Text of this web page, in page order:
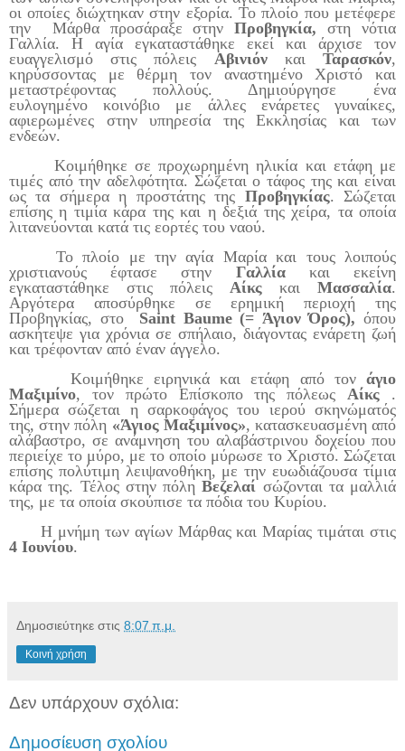
οι οποίες διώχτηκαν στην εξορία. Το πλοίο που μετέφερε
την Μάρθα προσάραξε στηνΠροβηγκία, στη νότια
Γαλλία. Η αγία εγκαταστάθηκε εκεί και άρχισε τον
ευαγγελισμό στις πόλεις ΑβινιόνκαιΤαρασκόν,
κηρύσσοντας με θέρμη τον αναστημένο Χριστό και
μεταστρέφοντας πολλούς. Δημιούργησε ένα
ευλογημένοκοινόβιο με άλλες ενάρετες γυναίκες,
αφιερωμένες στην υπηρεσία της Εκκλησίας και των
ενδεών.
Κοιμήθηκε σε προχωρημένη ηλικία και ετάφη με
τιμές από την αδελφότητα. Σώζεται ο τάφος της και είναι
ως τα σήμερα η προστάτης της Προβηγκίας. Σώζεται
επίσης η τιμία κάρα της και η δεξιά της χείρα, τα οποία
λιτανεύονται κατά τις εορτές του ναού.
Το πλοίο με την αγία Μαρία και τους λοιπούς
χριστιανούς έφτασε στην Γαλλία και εκείνη
εγκαταστάθηκε στις πόλεις Αίκς και Μασσαλία.
Αργότερα αποσύρθηκε σε ερημική περιοχή της
Προβηγκίας, στοSaint Baume (= Άγιον Όρος), όπου
ασκήτεψε για χρόνια σε σπήλαιο, διάγοντας ενάρετη ζωή
και τρέφονταν από έναν άγγελο.
Κοιμήθηκε ειρηνικά και ετάφη από τον άγιο
Μαξιμίνο, τον πρώτο Επίσκοπο της πόλεως Αίκς.
Σήμερα σώζεται η σαρκοφάγος του ιερού σκηνώματός
της, στην πόλη «Άγιος Μαξιμίνος», κατασκευασμένη από
αλάβαστρο, σε ανάμνηση του αλαβάστρινου δοχείου που
περιείχε το μύρο, με το οποίο μύρωσε το Χριστό. Σώζεται
επίσης πολύτιμη λειψανοθήκη, με την ευωδιάζουσα τίμια
κάρα της. Τέλος στην πόληΒεζελαίσώζονται τα μαλλιά
της, με τα οποία σκούπισε τα πόδια του Κυρίου.
Η μνήμη των αγίων Μάρθας και Μαρίας τιμάται στις
4 Ιουνίου.
Δημοσιεύτηκε στις 8:07 π.μ.
Κοινή χρήση
Δεν υπάρχουν σχόλια:
Δημοσίευση σχολίου